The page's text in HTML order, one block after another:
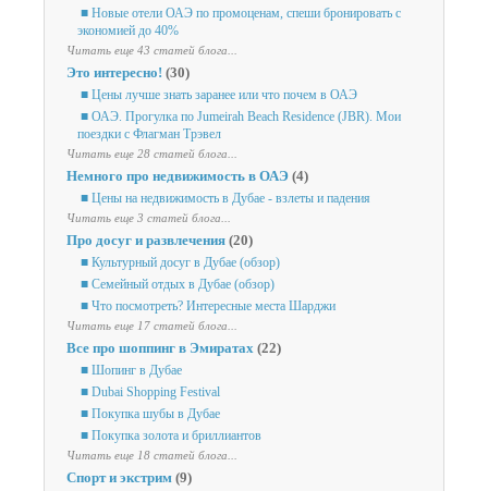
■ Новые отели ОАЭ по промоценам, спеши бронировать с
экономией до 40%
Читать еще 43 статей блога...
Это интересно! (30)
■ Цены лучше знать заранее или что почем в ОАЭ
■ ОАЭ. Прогулка по Jumeirah Beach Residence (JBR). Мои
поездки с Флагман Трэвел
Читать еще 28 статей блога...
Немного про недвижимость в ОАЭ (4)
■ Цены на недвижимость в Дубае - взлеты и падения
Читать еще 3 статей блога...
Про досуг и развлечения (20)
■ Культурный досуг в Дубае (обзор)
■ Семейный отдых в Дубае (обзор)
■ Что посмотреть? Интересные места Шарджи
Читать еще 17 статей блога...
Все про шоппинг в Эмиратах (22)
■ Шопинг в Дубае
■ Dubai Shopping Festival
■ Покупка шубы в Дубае
■ Покупка золота и бриллиантов
Читать еще 18 статей блога...
Спорт и экстрим (9)